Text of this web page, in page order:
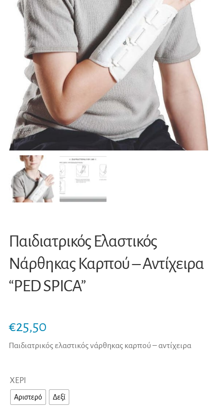
Παιδιατρικός Ελαστικός
Νάρθηκας Καρπού – Αντίχειρα
“PED SPICA”
€25,50
Παιδιατρικός ελαστικός νάρθηκας καρπού – αντίχειρα
ΧΕΡΙ
Αριστερό Δεξί